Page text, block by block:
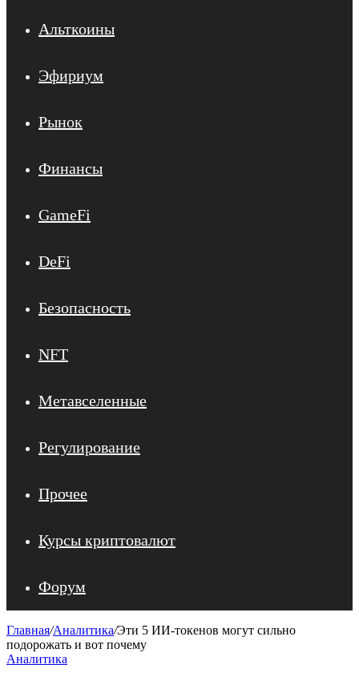
Альткоины
Эфириум
Рынок
Финансы
GameFi
DeFi
Безопасность
NFT
Метавселенные
Регулирование
Прочее
Курсы криптовалют
Форум
Главная/Аналитика/Эти 5 ИИ-токенов могут сильно
подорожать и вот почему
Аналитика